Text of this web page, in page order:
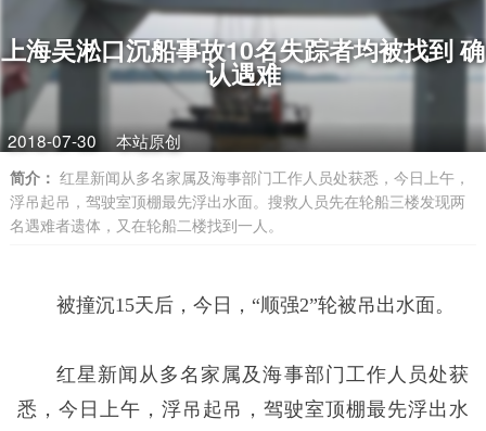
上海吴淞口沉船事故10名失踪者均被找到 确
认遇难
2018-07-30 本站原创
简介： 红星新闻从多名家属及海事部门工作人员处获悉，今日上午，
浮吊起吊，驾驶室顶棚最先浮出水面。搜救人员先在轮船三楼发现两
名遇难者遗体，又在轮船二楼找到一人。
被撞沉15天后，今日，“顺强2”轮被吊出水面。
红星新闻从多名家属及海事部门工作人员处获
悉，今日上午，浮吊起吊，驾驶室顶棚最先浮出水